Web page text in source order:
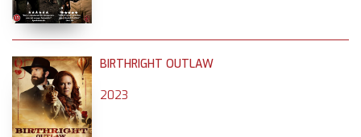
BIRTHRIGHT OUTLAW
2023